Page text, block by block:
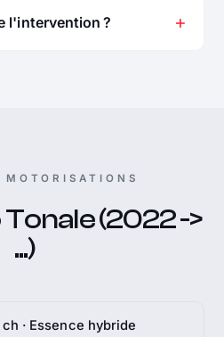
l'intervention ?
MOTORISATIONS
(2022 ->
...)
· Essence hybride